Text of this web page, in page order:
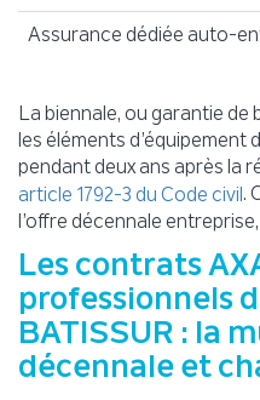
Assurance dédiée auto-
La biennale, ou garantie
les éléments d’équipement
pendant deux ans après la
article 1792-3 du Code civil.
l’offre décennale
Les contrats
professionnels
BATISSUR : la
décennale et